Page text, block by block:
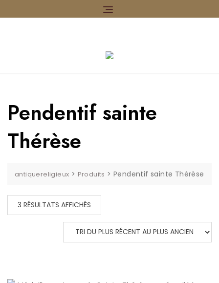
to
Pendentif sainte
Thérèse
antiquereligieux > Produits >Pendentif sainte Thérèse
3 RÉSULTATS AFFICHÉS
DU
PLUS
RÉCENT